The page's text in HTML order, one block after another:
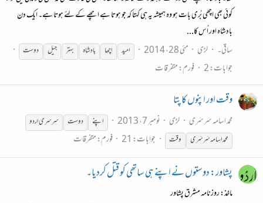
کوئی بھی اچھی بُری بات ہو وہ ہمیشہ یہ ہی کہتا کہ جو ہوتا ہے اچھے کے لئے ہوتا ہے۔ ایک دن
بادشاہ اور اُس کا...
ساقی۔
لڑی مئی 28، 2014 امید اچھا بادشاہ بہتر جیل دوست
جوابات: 2 فورم:متفرقات
وقت اور اپنوں کا پتا
محمد اسامہ سَرسَری لڑی نومبر 7، 2013 اپنے دوست
سرسری اردو
محمد اسامہ سَرسَری
وقت جوابات: 21 فورم:متفرقات
پشاور: دوستوں نے اپنے ہی ساتھی کو قتل کردیا۔
ماخذ: روزنامہ مشرق پشاور